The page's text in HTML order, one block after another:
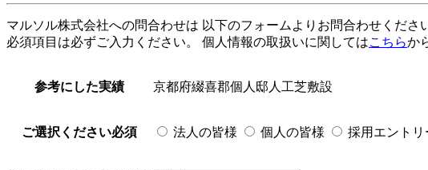
マルソル株式会社への問合わせは 以下のフォームよりお問合わせくだ
必須項目は必ずご入力ください。 個人情報の取扱いに関してはこちらか
参考にした実績 京都府綴喜郡個人邸人工芝敷設
ご選択ください必須 法人の皆様 個人の皆様 採用エントリ